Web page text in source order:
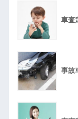
車査
事故